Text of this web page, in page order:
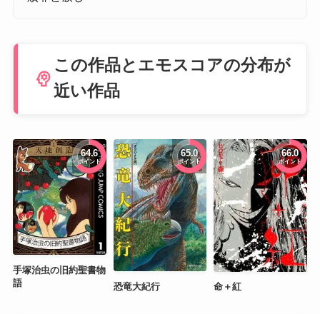
psychology
この作品とエモスコアの分布が
近い作品
64.6
ポイント
手塚治虫の旧約聖書物
語
65.0
ポイント
恐竜大紀行
66.0
ポイント
命＋紅